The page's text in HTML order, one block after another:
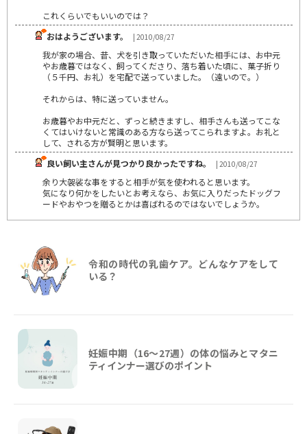
これくらいでもいいのでは？
おはようございます。
| 2010/08/27
我が家の場合、昔、犬を引き取っていただいた相手には、お中元
やお歳暮ではなく、飼ってくださり、落ち着いた頃に、菓子折り
（５千円、お礼）を宅配で送っていました。（遠いので。）
それからは、特に送っていません。
お歳暮やお中元だと、ずっと続きますし、相手さんも送ってこな
くてはいけないと常識のある方なら送ってこられますよ。お礼と
して、される方が賢明と思います。
良い飼い主さんが見つかり良かったですね。
| 2010/08/27
余り大袈裟な事をすると相手が気を使われると思います。
気になり何かをしたいとお考えなら、お気に入りだったドッグフ
ードやおやつを贈るとかは喜ばれるのではないでしょうか。
令和の時代の乳歯ケア。どんなケアをして
いる？
妊娠中期（16〜27週）の体の悩みとマタニ
ティインナー選びのポイント